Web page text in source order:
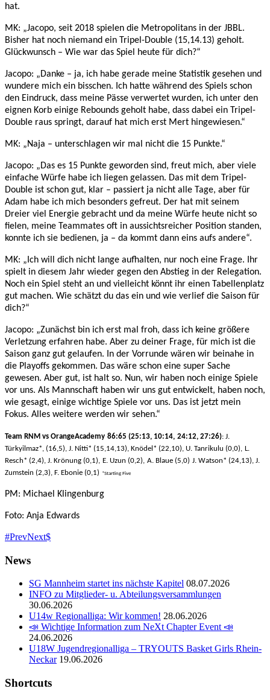
hat.
MK: „Jacopo, seit 2018 spielen die Metropolitans in der JBBL.
Bisher hat noch niemand ein Tripel-Double (15,14.13) geholt.
Glückwunsch – Wie war das Spiel heute für dich?“
Jacopo: „Danke – ja, ich habe gerade meine Statistik gesehen und
wundere mich ein bisschen. Ich hatte während des Spiels schon
den Eindruck, dass meine Pässe verwertet wurden, ich unter den
eignen Korb einige Rebounds geholt habe, dass dabei ein Tripel-
Double raus springt, darauf hat mich erst Mert hingewiesen.“
MK: „Naja – unterschlagen wir mal nicht die 15 Punkte.“
Jacopo: „Das es 15 Punkte geworden sind, freut mich, aber viele
einfache Würfe habe ich liegen gelassen. Das mit dem Tripel-
Double ist schon gut, klar – passiert ja nicht alle Tage, aber für
Adam habe ich mich besonders gefreut. Der hat mit seinem
Dreier viel Energie gebracht und da meine Würfe heute nicht so
fielen, meine Teammates oft in aussichtsreicher Position standen,
konnte ich sie bedienen, ja – da kommt dann eins aufs andere“.
MK: „Ich will dich nicht lange aufhalten, nur noch eine Frage. Ihr
spielt in diesem Jahr wieder gegen den Abstieg in der Relegation.
Noch ein Spiel steht an und vielleicht könnt ihr einen Tabellenplatz
gut machen. Wie schätzt du das ein und wie verlief die Saison für
dich?“
Jacopo: „Zunächst bin ich erst mal froh, dass ich keine größere
Verletzung erfahren habe. Aber zu deiner Frage, für mich ist die
Saison ganz gut gelaufen. In der Vorrunde wären wir beinahe in
die Playoffs gekommen. Das wäre schon eine super Sache
gewesen. Aber gut, ist halt so. Nun, wir haben noch einige Spiele
vor uns. Als Mannschaft haben wir uns gut entwickelt, haben noch,
wie gesagt, einige wichtige Spiele vor uns. Das ist jetzt mein
Fokus. Alles weitere werden wir sehen.“
Team RNM vs OrangeAcademy 86:65 (25:13, 10:14, 24:12, 27:26): J.
Türkyilmaz*, (16,5), J. Nitti* (15,14,13), Knödel * (22,10), U. Tanrikulu (0,0), L.
Resch* (2,4), J. Krönung (0,1), E. Uzun (0,2), A. Blaue (5,0) J. Watson* (24,13), J.
Zumstein (2,3), F. Ebonie (0,1) *Starting Five
PM: Michael Klingenburg
Foto: Anja Edwards
PrevNext
News
SG Mannheim startet ins nächste Kapitel 08.07.2026
INFO zu Mitglieder- u. Abteilungsversammlungen
30.06.2026
U14w Regionalliga: Wir kommen! 28.06.2026
📣 Wichtige Information zum NeXt Chapter Event 📣
24.06.2026
U18W Jugendregionalliga – TRYOUTS Basket Girls Rhein-
Neckar 19.06.2026
Shortcuts